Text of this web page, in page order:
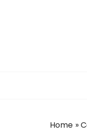
Home »